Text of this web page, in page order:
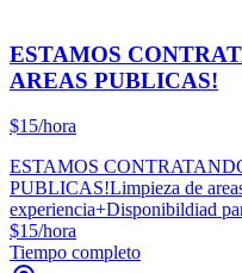
ESTAMOS
AREAS PUBLICAS!
$15/hora
ESTAMOS
PUBLICAS!Limpieza de
experiencia+Disponibildiad
$15/hora
Tiempo completo